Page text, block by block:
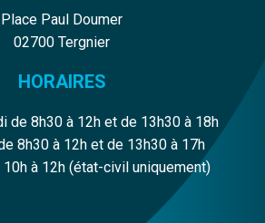
Place Paul Doumer
02700 Tergnier
HORAIRES
de 8h30 à 12h et de 13h30 à 18h
8h30 à 12h et de 13h30 à 17h
à 12h (état-civil uniquement)